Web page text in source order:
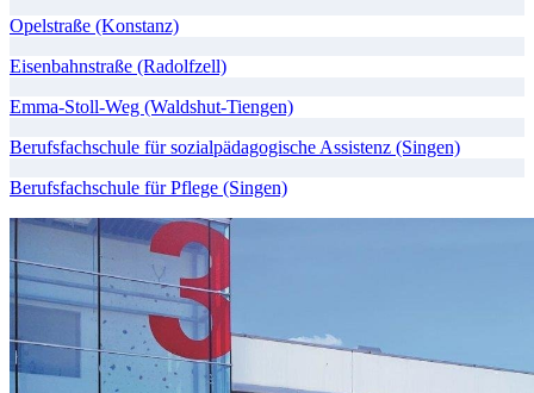
Opelstraße (Konstanz)
Eisenbahnstraße (Radolfzell)
Emma-Stoll-Weg (Waldshut-Tiengen)
Berufsfachschule für sozialpädagogische Assistenz (Singen)
Berufsfachschule für Pflege (Singen)